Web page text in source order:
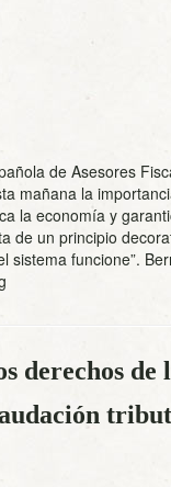
de Asesores
mañana la
la economía y
de un principio
sistema funcione”.
derechos de